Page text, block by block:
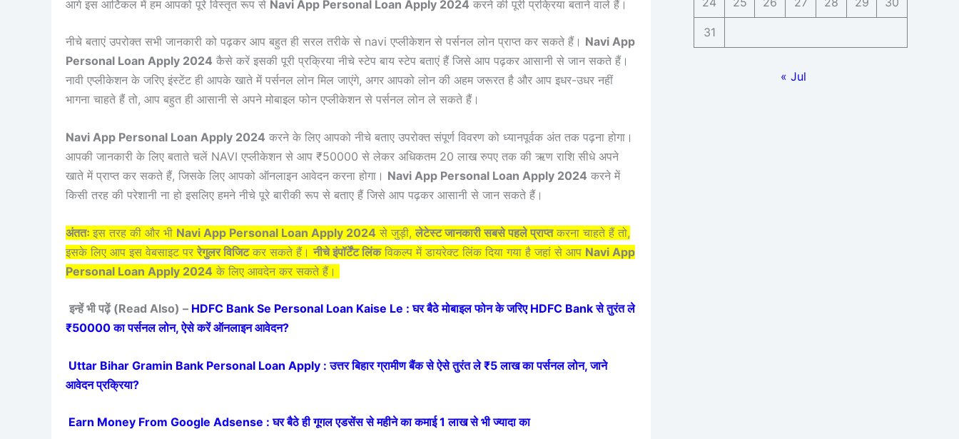
आगे इस आर्टिकल में हम आपको पूरे विस्तृत रूप से Navi App Personal Loan Apply 2024 करने की पूरी प्रक्रिया बताने वाले हैं।
नीचे बताएं उपरोक्त सभी जानकारी को पढ़कर आप बहुत ही सरल तरीके से navi एप्लीकेशन से पर्सनल लोन प्राप्त कर सकते हैं। Navi App
Personal Loan Apply 2024 कैसे करें इसकी पूरी प्रक्रिया नीचे स्टेप बाय स्टेप बताएं हैं जिसे आप पढ़कर आसानी से जान सकते हैं।
नावी एप्लीकेशन के जरिए इंस्टेंट ही आपके खाते में पर्सनल लोन मिल जाएंगे, अगर आपको लोन की अहम जरूरत है और आप इधर-उधर नहीं
भागना चाहते हैं तो, आप बहुत ही आसानी से अपने मोबाइल फोन एप्लीकेशन से पर्सनल लोन ले सकते हैं।
Navi App Personal Loan Apply 2024 करने के लिए आपको नीचे बताए उपरोक्त संपूर्ण विवरण को ध्यानपूर्वक अंत तक पढ़ना होगा।
आपकी जानकारी के लिए बताते चलें NAVI एप्लीकेशन से आप ₹50000 से लेकर अधिकतम 20 लाख रुपए तक की ऋण राशि सीधे अपने
खाते में प्राप्त कर सकते हैं, जिसके लिए आपको ऑनलाइन आवेदन करना होगा। Navi App Personal Loan Apply 2024 करने में
किसी तरह की परेशानी ना हो इसलिए हमने नीचे पूरे बारीकी रूप से बताए हैं जिसे आप पढ़कर आसानी से जान सकते हैं।
अंततः इस तरह की और भी Navi App Personal Loan Apply 2024 से जुड़ी, लेटेस्ट जानकारी सबसे पहले प्राप्तकरना चाहते हैं तो,
इसके लिए आप इस वेबसाइट पर रेगुलर विजिटकर सकते हैं। नीचे इंपॉर्टेंट लिंकविकल्प में डायरेक्ट लिंक दिया गया है जहां से आप Navi App
Personal Loan Apply 2024 के लिए आवदेन कर सकते हैं।
इन्हें भी पढ़ें (Read Also) – HDFC Bank Se Personal Loan Kaise Le : घर बैठे मोबाइल फोन के जरिए HDFC Bank से तुरंत ले
₹50000 का पर्सनल लोन, ऐसे करें ऑनलाइन आवेदन?
Uttar Bihar Gramin Bank Personal Loan Apply : उत्तर बिहार ग्रामीण बैंक से ऐसे तुरंत ले ₹5 लाख का पर्सनल लोन, जाने
आवेदन प्रक्रिया?
Earn Money From Google Adsense : घर बैठे ही गूगल एडसेंस से महीने का कमाई 1 लाख से भी ज्यादा का
31
« Jul